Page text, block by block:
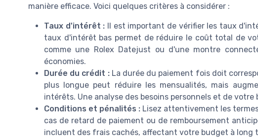
manière efficace. Voici quelques critères à considérer :
Taux d'intérêt :
Il est important de vérifier les taux
taux d'intérêt bas permet de réduire le coût total de
comme une Rolex Datejust ou d'une montre
économies.
Durée du crédit : La durée du paiement fois doit
plus longue peut réduire les mensualités, mais
intérêts. Une analyse des besoins personnels et de
Conditions et pénalités : Lisez attentivement les
cas de retard de paiement ou de remboursement
incluent des frais cachés, affectant votre budget à long